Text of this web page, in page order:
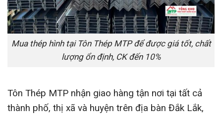
Mua thép hình tại Tôn Thép MTP để được giá tốt, chất
lượng ổn định, CK đến 10%
Tôn Thép MTP nhận giao hàng tận nơi tại tất cả
thành phố, thị xã và huyện trên địa bàn Đắk Lắk,